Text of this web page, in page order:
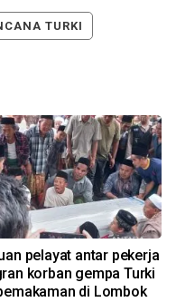
TURKI
pelayat antar pekerja
korban gempa Turki
di Lombok